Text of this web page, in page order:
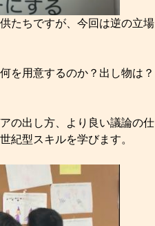
たちですが、今回は逆の立場
を用意するのか？出し物は？
の出し方、より良い議論の仕
紀型スキルを学びます。